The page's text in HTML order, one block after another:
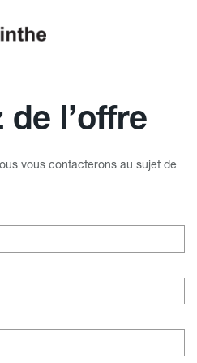
l’offre
vous contacterons au sujet de